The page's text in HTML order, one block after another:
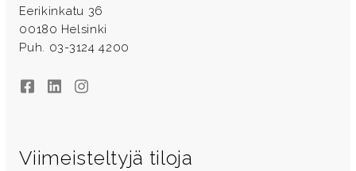
Eerikinkatu 36
00180 Helsinki
Puh. 03-3124 4200
FacebookLinkedInInstagram
Viimeisteltyjä tiloja